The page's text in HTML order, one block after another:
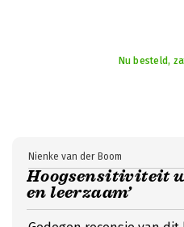
Nu besteld,
Hoogsensitiviteit
en leerzaam’
Nienke van der Boom